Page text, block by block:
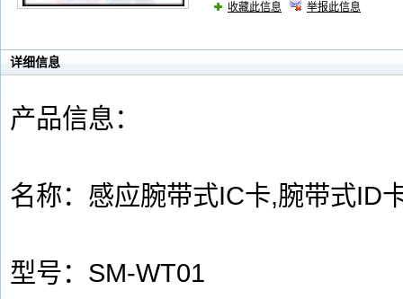
收藏此信息 举报此信息
详细信息
产品信息：
名称：感应腕带式IC卡,腕带式ID
型号：SM-WT01